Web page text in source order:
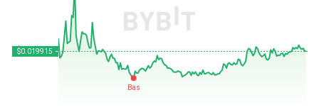
Dernière mise à jour : 2026-08-08, 05:24 GMT+0